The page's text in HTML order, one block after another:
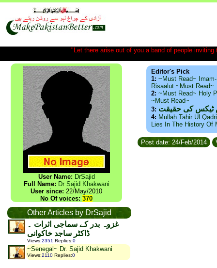
"Let there arise out of you a band of people
User Name: DrSajid
Full Name: Dr Sajid Khakwani
User since: 22/May/2010
No Of voices: 370
Other Articles by DrSajid
غزوہ بدر کے سماجی اثرات ۔
ڈاکٹر ساجد خاکوانی
Views:2351 Replies:0
~Senegal~ Dr. Sajid Khakwani
Views:2110 Replies:0
Editor's Pick
1: ~Must Read~
Risaalut ~Must Read~
2: ~Must Read~ Holy
~Must Read~
3: ٹیکس کی حقیقت
4: Mullah Tahir Ul
Lies In The History Of
Post date: 24/Feb/2014